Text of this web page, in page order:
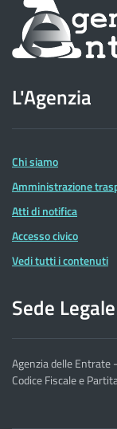
sul
dell'Agenzia
delle
Entrate
L'Agenzia
Chi siamo
Amministrazione
Atti di notifica
Accesso civico
Vedi tutti i contenuti
Sede Legale
Agenzia delle Entrate
Codice Fiscale e